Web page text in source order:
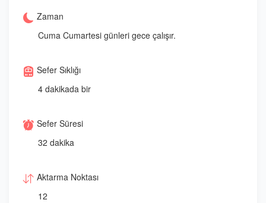
Zaman
Cuma Cumartesi günleri gece çalışır.
Sefer Sıklığı
4 dakikada bir
Sefer Süresi
32 dakika
Aktarma Noktası
12